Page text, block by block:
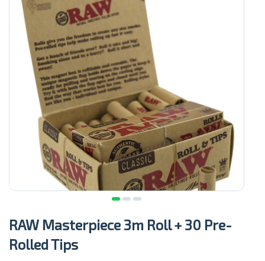
RAW Masterpiece 3m Roll + 30 Pre-
Rolled Tips